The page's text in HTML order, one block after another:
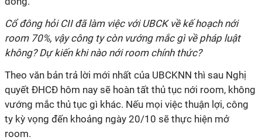
Cổ đông hỏi CII đã làm việc với UBCK về kế hoạch nới
room 70%, vậy công ty còn vướng mắc gì về pháp luật
không? Dự kiến khi nào nới room chính thức?
Theo văn bản trả lời mới nhất của UBCKNN thì sau Nghị
quyết ĐHCĐ hôm nay sẽ hoàn tất thủ tục nới room, không
vướng mắc thủ tục gì khác. Nếu mọi việc thuận lợi, công
ty kỳ vọng đến khoảng ngày 20/10 sẽ thực hiện mở
room.